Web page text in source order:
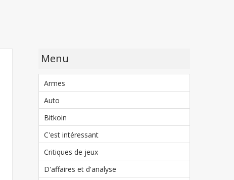
Menu
Armes
Auto
Bitkoin
C'est intéressant
Critiques de jeux
D'affaires et d'analyse